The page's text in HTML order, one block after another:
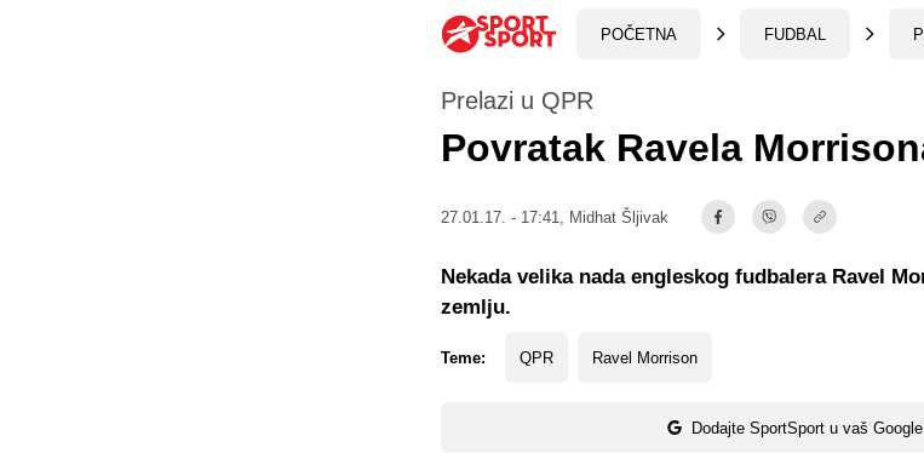
POČETNA FUDBAL
Prelazi u QPR
Povratak Ravela
27.01.17. - 17:41, Midhat Šljivak
Teme: QPR Ravel Morrison
Dodajte SportSport u vaš
Nekada velika nada engleskog fudbalera Ravel
zemlju.